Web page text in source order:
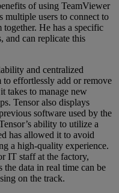
of using TeamViewer
multiple users to connect to
He has a specific
and can replicate this
and centralized
to effortlessly add or remove
takes to manage new
Tensor also displays
software used by the
ability to utilize a
has allowed it to avoid
a high-quality experience.
IT staff at the factory,
the data in real time can be
on the track.